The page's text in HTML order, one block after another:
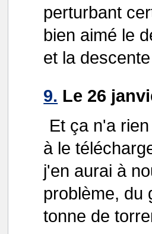
perturbant
bien aimé le
et la
9. Le 26
Et ça n'a
à le
j'en aurai à
problème, du
tonne de